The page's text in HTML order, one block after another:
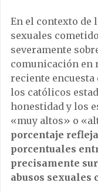
En el contexto de
sexuales
severamente
comunicación en
reciente encuesta
los católicos
honestidad y los
«muy altos» o
porcentaje
porcentuales
precisamente
abusos sexuales